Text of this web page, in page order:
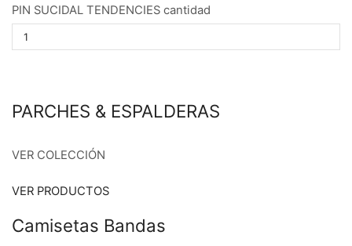
PIN SUCIDAL TENDENCIES cantidad
PARCHES & ESPALDERAS
VER COLECCIÓN
VER PRODUCTOS
Camisetas Bandas